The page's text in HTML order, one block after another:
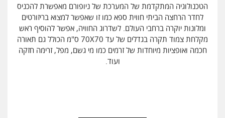
הטכנולוגיה המתקדמת של המערכת של ניופורם מאפשרת להכניס
לחדר הרחצה הביתי חווית ספא כמו זו שאפשר למצוא בריזורטים
ומלונות יוקרה ברחבי העולם. לשדרוג החוויה, אפשר להוסיף ראש
מקלחת צמוד תקרה בגדלים של עד 70X70 ס"מ הכולל גם תאורה
חכמה ואופציות מיוחדות של זרמים כמו מי גשם, מפל, זרימה חזקה
ועוד.